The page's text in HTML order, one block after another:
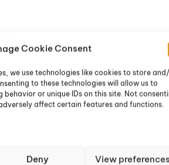
Cookie Consent
we use technologies like cookies to store
to these technologies will allow us to
or unique IDs on this site. Not
affect certain features and functions.
Deny View preferences